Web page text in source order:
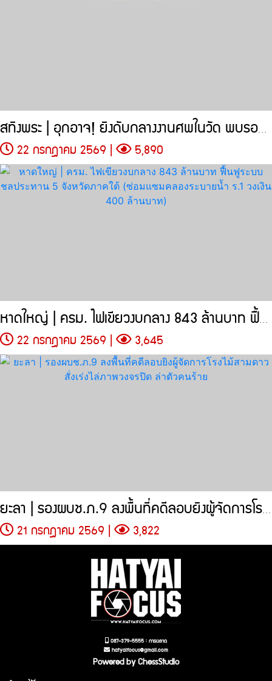
สทิงพระ | อุกอาจ! ยิงดับกลางงานศพในวัด พบรอยยิงประมาณ 4 นัด ชายวัย
22 กรกฎาคม 2569 | 5,890
หาดใหญ่ | ครม. ไฟเขียวงบกลาง 843 ล้านบาท ฟื้นฟูระบบชลประทาน 5
22 กรกฎาคม 2569 | 3,645
ยะลา | รองผบช.ภ.9 ลงพื้นที่คดีลอบยิงผู้จัดการโรงไม้สามดาว
21 กรกฎาคม 2569 | 3,822
087-379-5555 : การตลาด
hatyaifocus@gmail.com
Powered by ChessStudio